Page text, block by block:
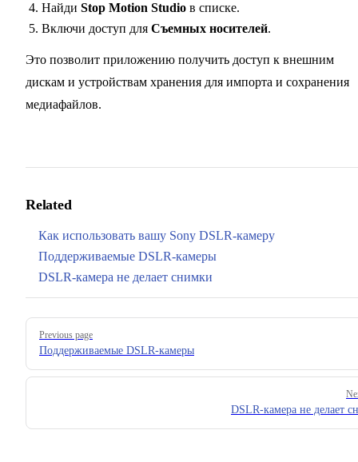
Найди Stop Motion Studio в списке.
Включи доступ для Съемных носителей.
Это позволит приложению получить доступ к внешним
дискам и устройствам хранения для импорта и сохранения
медиафайлов.
Related
Как использовать вашу Sony DSLR-камеру
Поддерживаемые DSLR-камеры
DSLR-камера не делает снимки
Pager
Previous page
Поддерживаемые DSLR-камеры
DSLR-камера не делает